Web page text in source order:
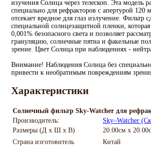
изучения Солнца через телескоп. Эта модель
специально для рефракторов с апертурой 120
отсекает вредное для глаз излучение. Фильтр
специальной солнцезащитной пленки,
0,001% безопасного света и позволяет
грануляцию, солнечные пятна и факельные
зрение. Цвет Солнца при наблюдениях -
Внимание! Наблюдения Солнца без
привести к необратимым повреждениям
Характеристики
Солнечный фильтр Sky-Watcher для
Производитель:
Sky–Watcher
Размеры (Д х Ш х В)
20.00см x
Страна изготовитель
Китай